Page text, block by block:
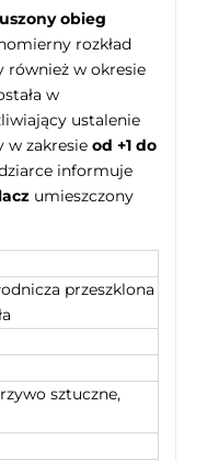
obieg
rozkład
w okresie
w
ustalenie
zakresie od +1 do
informuje
umieszczony
przeszklona
sztuczne,